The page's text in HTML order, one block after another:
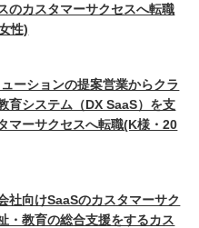
のカスタマーサクセスへ転職
性)
ーションの提案営業からクラ
育システム（DX SaaS）を支
マーサクセスへ転職(K様・20
社向けSaaSのカスタマーサク
・教育の総合支援をするカス